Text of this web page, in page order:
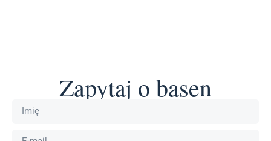
Zapytaj o basen